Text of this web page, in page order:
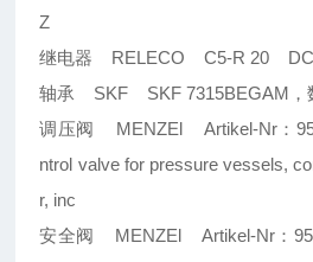
Z
继电器 RELECO C5-R 20
轴承 SKF SKF 7315BEGAM，
调压阀 MENZEl Artikel-Nr：
ntrol valve for pressure vessels,
r, inc
安全阀 MENZEl Artikel-Nr：